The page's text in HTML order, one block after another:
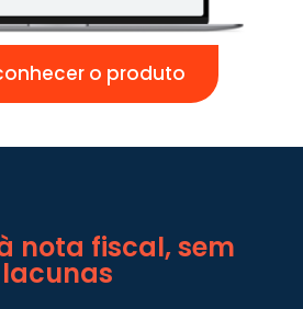
o produto
nota fiscal, sem
lacunas